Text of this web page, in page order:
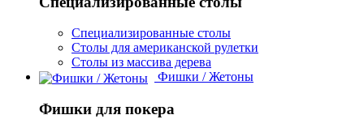
Специализированные столы
Столы для американской рулетки
Столы из массива дерева
Фишки / Жетоны
Фишки для покера